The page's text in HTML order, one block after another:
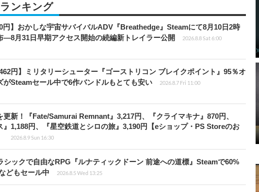
ンキング
円】おかしな宇宙サバイバルADV『Breathedge』Steamにて8月10日2時
―8月31日早期アクセス開始の続編新トレイラー公開
2026.8.8 Sat 6:00
円】ミリタリーシューター『ゴーストリコン ブレイクポイント』95％オ
がSteamセール中で6作バンドルもとても安い
2026.8.7 Fri 11:00
更新！『Fate/Samurai Remnant』3,217円、『クライマキナ』870円、
』1,188円、『星空鉄道とシロの旅』3,190円【eショップ・PS Storeのお
2026.8.9 Sun 16:30
シックで自由なRPG『ルナティックドーン 前途への道標』Steamで60%
どもセール中
2026.8.5 Wed 13:25